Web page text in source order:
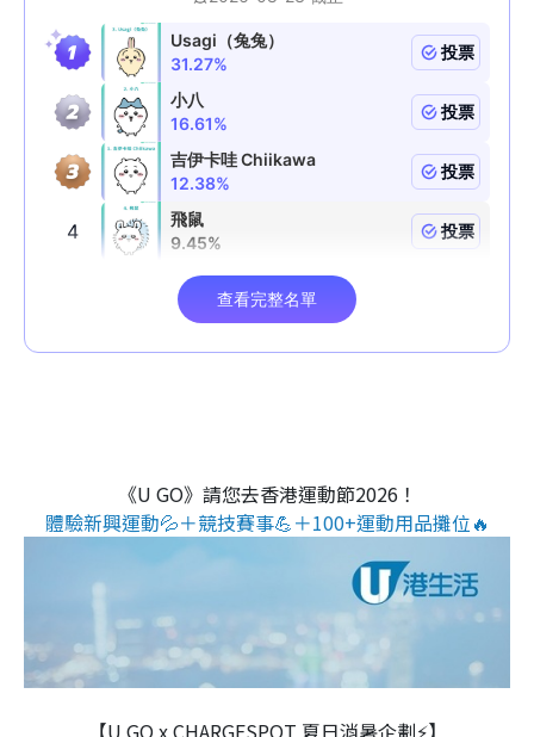
《U GO》請您去香港運動節2026！
體驗新興運動💦＋競技賽事💪＋100+運動用品攤位🔥